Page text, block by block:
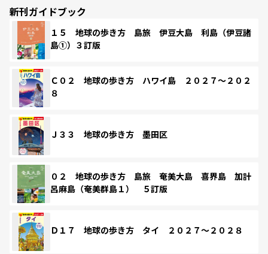
新刊ガイドブック
１５ 地球の歩き方 島旅 伊豆大島 利島（伊豆諸
島①）３訂版
Ｃ０２ 地球の歩き方 ハワイ島 ２０２７～２０２
８
Ｊ３３ 地球の歩き方 墨田区
０２ 地球の歩き方 島旅 奄美大島 喜界島 加計
呂麻島（奄美群島１） ５訂版
Ｄ１７ 地球の歩き方 タイ ２０２７～２０２８